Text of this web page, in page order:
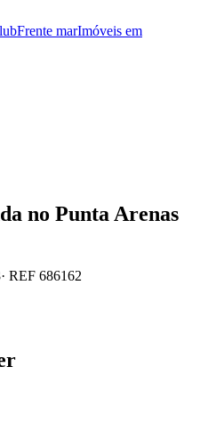
Frente marImóveis em
no Punta Arenas
· REF 686162